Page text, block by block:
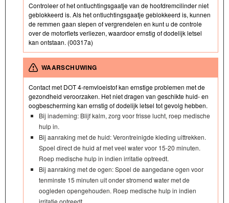
Controleer of het ontluchtingsgaatje van de hoofdremcilinder niet
geblokkeerd is. Als het ontluchtingsgaatje geblokkeerd is, kunnen
de remmen gaan slepen of vergrendelen en kunt u de controle
over de motorfiets verliezen, waardoor ernstig of dodelijk letsel
kan ontstaan. (00317a)
WAARSCHUWING
Contact met DOT 4-remvloeistof kan ernstige problemen met de
gezondheid veroorzaken. Het niet dragen van geschikte huid- en
oogbescherming kan ernstig of dodelijk letsel tot gevolg hebben.
Bij inademing: Blijf kalm, zorg voor frisse lucht, roep medische
hulp in.
Bij aanraking met de huid: Verontreinigde kleding uittrekken.
Spoel direct de huid af met veel water voor 15-20 minuten.
Roep medische hulp in indien irritatie optreedt.
Bij aanraking met de ogen: Spoel de aangedane ogen voor
tenminste 15 minuten uit onder stromend water met de
oogleden opengehouden. Roep medische hulp in indien
irritatie optreedt.